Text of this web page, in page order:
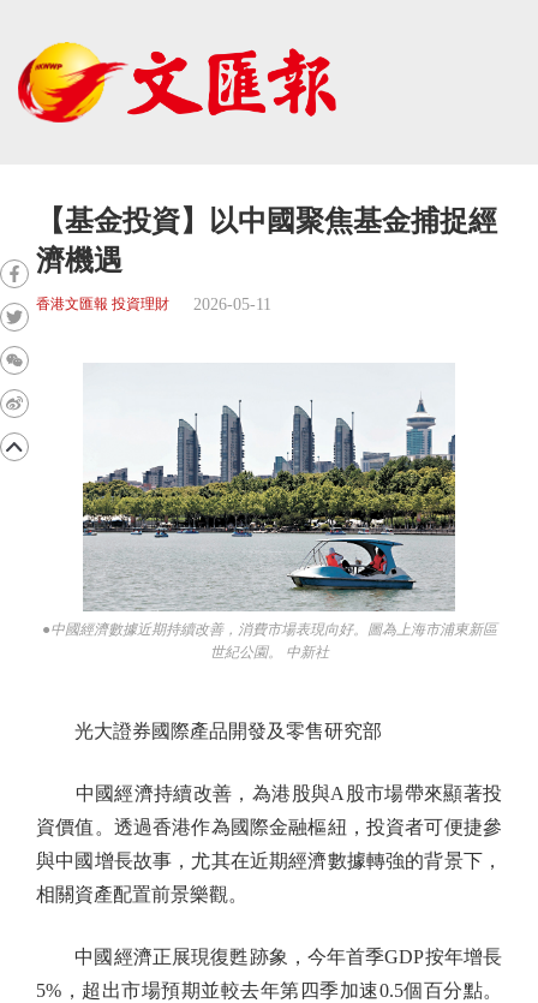
【基金投資】以中國聚焦基金捕捉經
濟機遇
香港文匯報 投資理財 2026-05-11
●中國經濟數據近期持續改善，消費市場表現向好。圖為上海市浦東新區
世紀公園。 中新社
光大證券國際產品開發及零售研究部
中國經濟持續改善，為港股與A股市場帶來顯著投
資價值。透過香港作為國際金融樞紐，投資者可便捷參
與中國增長故事，尤其在近期經濟數據轉強的背景下，
相關資產配置前景樂觀。
中國經濟正展現復甦跡象，今年首季GDP按年增長
5%，超出市場預期並較去年第四季加速0.5個百分點。